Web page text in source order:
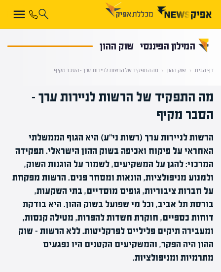
המילון הפיננסי שוק ההון
דף הבית ‹ שוק ההון ‹ מה התפקיד של הרשות לניירות ערך – הסבר מקיף
מה התפקיד של הרשות לניירות ערך –
הסבר מקיף
הרשות לניירות ערך (רשות ני"ע) היא הגוף הממשלתי
האחראי על פיקוח ואכיפה בשוק ההון הישראלי. תפקידה
המרכזי: להגן על המשקיעים, לשמור על הוגנות השוק,
ולמנוע מניפולציות, הונאות ומסחר פנים. הרשות מפקחת
על חברות ציבוריות, גופים מוסדיים, בתי השקעות,
בורסת תל אביב, וכל מי שפועל בשוק ההון. היא בודקת
דוחות כספיים, חוקרת חשדות להפרות, מטילה קנסות,
ומעבירה תיקים פליליים לפרקליטות. ללא הרשות – שוק
ההון היה הפקר, והמשקיעים הקטנים היו נפגעים
מתרמיות ומניפולציות.